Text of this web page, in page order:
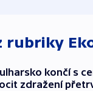
rubriky
končí s
zdražení